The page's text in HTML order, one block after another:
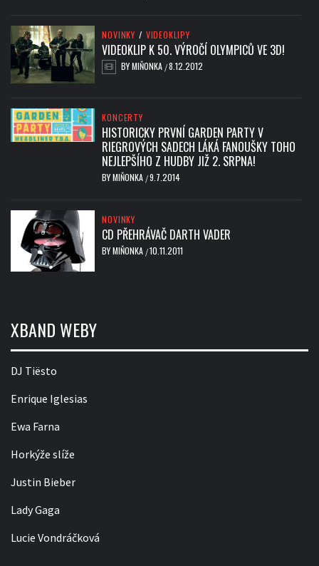
NOVINKY / VIDEOKLIPY
VIDEOKLIP K 50. VÝROČÍ OLYMPICŮ VE 3D!
BYMIŇONKA /8.12.2012
KONCERTY
HISTORICKY PRVNÍ GARDEN PARTY V
RIEGROVÝCH SADECH LÁKÁ FANOUŠKY TOHO
NEJLEPŠÍHO Z HUDBY JIŽ 2. SRPNA!
BYMIŇONKA /9.7.2014
NOVINKY
CD PŘEHRÁVAČ DARTH VADER
BYMIŇONKA /10.11.2011
XBAND WEBY
DJ Tiësto
Enrique Iglesias
Ewa Farna
Horkýže slíže
Justin Bieber
Lady Gaga
Lucie Vondráčková